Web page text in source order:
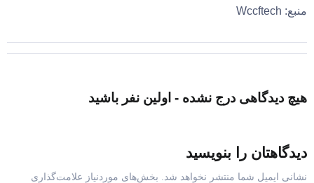
منبع: Wccftech
هیچ دیدگاهی درج نشده - اولین نفر باشید
دیدگاهتان را بنویسید
نشانی ایمیل شما منتشر نخواهد شد.
بخش‌های موردنیاز علامت‌گذاری